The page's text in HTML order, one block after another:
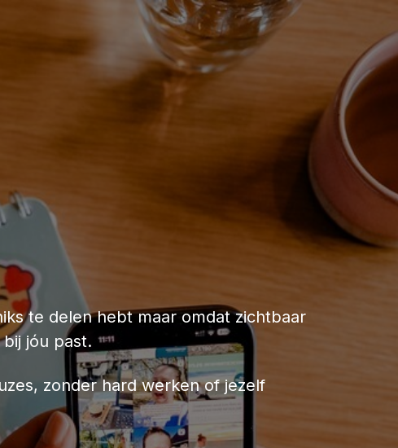
te delen hebt maar omdat zichtbaar
jóu past.
zonder hard werken of jezelf